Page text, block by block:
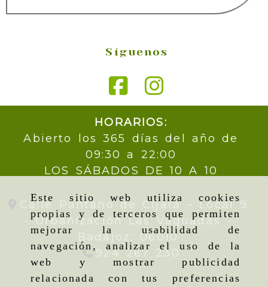
Este sitio web utiliza cookies
propias y de terceros que permiten
mejorar la usabilidad de
navegación, analizar el uso de la
web y mostrar publicidad
relacionada con tus preferencias
Síguenos
HORARIOS:
Abierto los 365 días del año de
09:30 a 22:00
LOS SÁBADOS DE 10 A 10
Calle Pantano de Cijara – Local 9
- Urbanización Las Vaguadas -
Badajoz, 06010
924 267 230